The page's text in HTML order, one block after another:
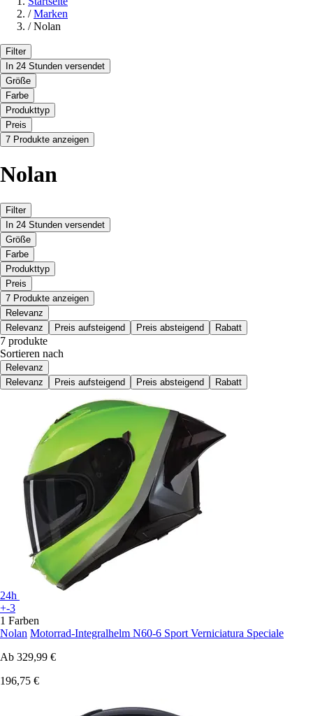
/ Marken
/ Nolan
Filter
In 24 Stunden versendet
Größe
Farbe
Produkttyp
Preis
7 Produkte anzeigen
Nolan
Filter
In 24 Stunden versendet
Größe
Farbe
Produkttyp
Preis
7 Produkte anzeigen
Relevanz
Relevanz
Preis aufsteigend Preis absteigend Rabatt
7 produkte
Sortieren nach
Relevanz
Relevanz
Preis aufsteigend Preis absteigend Rabatt
24h
+-3
1 Farben
Nolan Motorrad-Integralhelm N60-6 Sport Verniciatura Speciale
Ab 329,99 €
196,75 €